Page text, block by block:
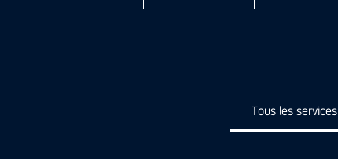
Tous les services